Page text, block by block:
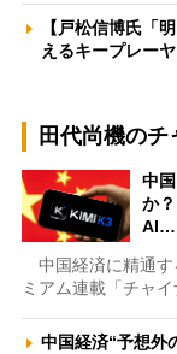
【戸松信博氏「
えるキープレー
田代尚機の
中
か
AI…
中国経済に精通す
ミアム連載「チャ
中国経済“予想